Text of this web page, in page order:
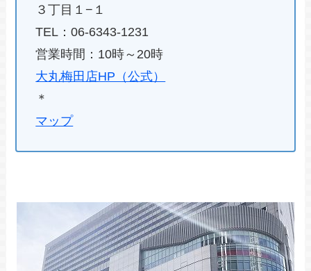
３丁目１−１
TEL：06-6343-1231
営業時間：10時～20時
大丸梅田店HP（公式）
＊
マップ